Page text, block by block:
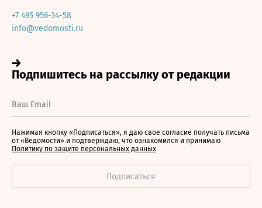
+7 495 956-34-58
info@vedomosti.ru
Нажимая кнопку «Подписаться», я даю свое согласие получать письма
от «Ведомости» и подтверждаю, что ознакомился и принимаю
Политику по защите персональных данных